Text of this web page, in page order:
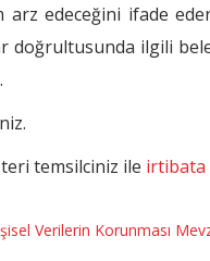
arz edeceğini ifade
doğrultusunda ilgili
temsilciniz ile irtibata
Verilerin Korunması